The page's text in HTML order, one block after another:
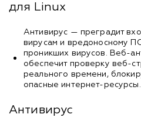
для Linux
Антивирус — преградит
вирусам и вредоносному
проникших вирусов. Веб-
обеспечит проверку веб-
реального времени,
опасные интернет-ресурсы.
Антивирус